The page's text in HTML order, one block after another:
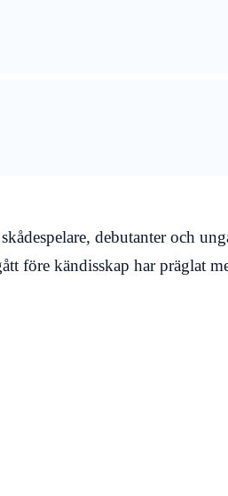
debutanter och
före kändisskap har präglat